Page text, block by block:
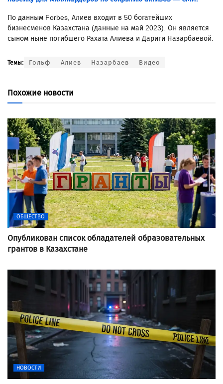
По данным Forbes, Алиев входит в 50 богатейших
бизнесменов Казахстана (данные на май 2023). Он является
сыном ныне погибшего Рахата Алиева и Дариги Назарбаевой.
Темы: Гольф Алиев Назарбаев Видео
Похожие новости
ОБЩЕСТВО
Опубликован список обладателей образовательных
грантов в Казахстане
НОВОСТИ